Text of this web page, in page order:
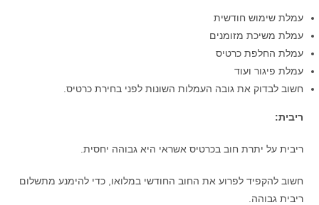
עמלת שימוש חודשית
עמלת משיכת מזומנים
עמלת החלפת כרטיס
עמלת פיגור ועוד
חשוב לבדוק את גובה העמלות השונות לפני בחירת כרטיס.
ריבית:
ריבית על יתרת חוב בכרטיס אשראי היא גבוהה יחסית.
חשוב להקפיד לפרוע את החוב החודשי במלואו, כדי להימנע מתשלום
ריבית גבוהה.